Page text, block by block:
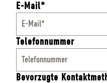
E-Mail*
Telefonnummer
Bevorzugte